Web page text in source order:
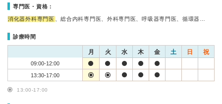
専門医・資格：
消化器外科専門医 、総合内科専門医、外科専門医、呼吸器専門医、循環器…
診療時間
月 火 水 木 金 土 日 祝
09:00-12:00
13:30-17:00
13:00-17:00